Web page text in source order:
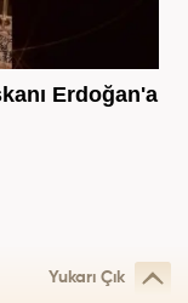
Erdoğan'a
Yukarı Çık